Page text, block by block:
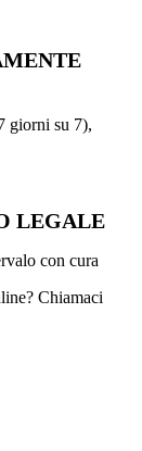
giorni su 7),
LEGALE
con cura
Chiamaci